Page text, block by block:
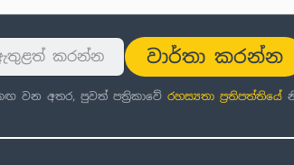
වාර්තා කරන්න
වන අතර, පුවත් පත්‍රිකාවේ රහස්‍යතා ප්‍රතිපත්තියේ